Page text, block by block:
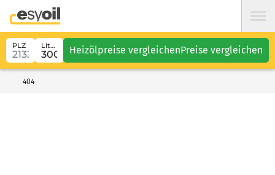
PLZ Liter Heizölpreise vergleichenPreise vergleichen
404